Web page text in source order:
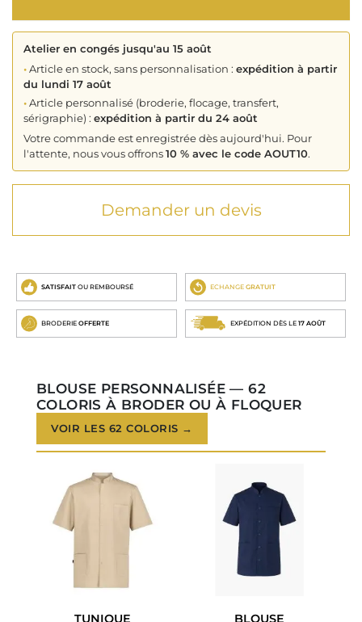
Atelier en congés jusqu'au 15 août
•Article en stock, sans personnalisation : expédition à partir
du lundi 17 août
•Article personnalisé (broderie, flocage, transfert,
sérigraphie) : expédition à partir du 24 août
Votre commande est enregistrée dès aujourd'hui. Pour
l'attente, nous vous offrons10 % avec le code AOUT10.
Demander un devis
SATISFAIT OU REMBOURSÉ ECHANGE GRATUIT
BRODERIE OFFERTE EXPÉDITION DÈS LE 17 AOÛT
BLOUSE PERSONNALISÉE — 62
COLORIS À BRODER OU À FLOQUER
VOIR LES 62 COLORIS →
TUNIQUE BLOUSE